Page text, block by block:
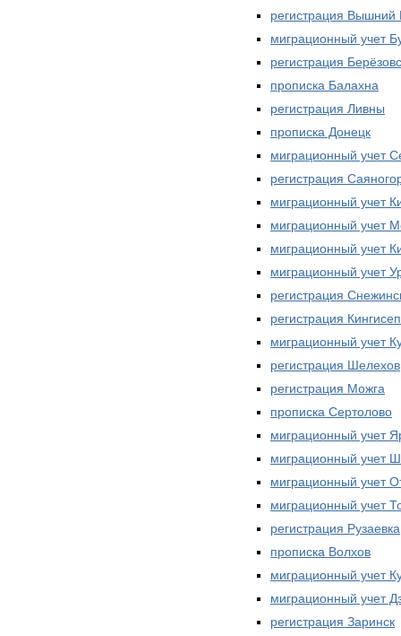
регистрация Вышний
миграционный учет
регистрация
прописка Балахна
регистрация Ливны
прописка Донецк
миграционный учет
регистрация
миграционный учет
миграционный учет
миграционный учет
миграционный учет
регистрация
регистрация
миграционный учет
регистрация Шелехов
регистрация Можга
прописка Сертолово
миграционный учет
миграционный учет
миграционный учет
миграционный учет
регистрация Рузаевка
прописка Волхов
миграционный учет
миграционный учет
регистрация Заринск